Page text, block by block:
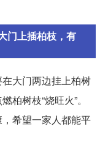
门上插柏枝，有
大门两边挂上柏树
柏树枝“烧旺火”。
希望一家人都能平